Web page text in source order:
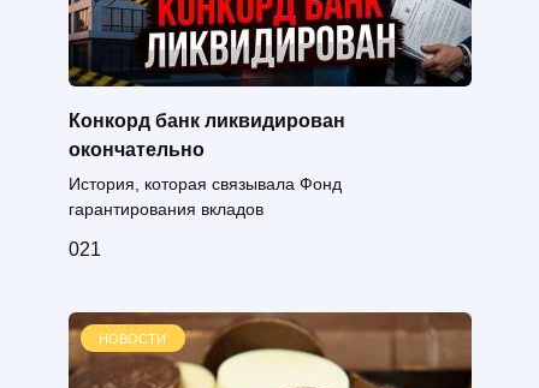
Конкорд банк ликвидирован
окончательно
История, которая связывала Фонд
гарантирования вкладов
021
НОВОСТИ